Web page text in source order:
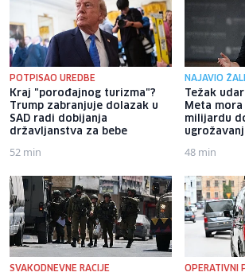
POTPISAO UREDBE
Kraj "porođajnog turizma"?
Trump zabranjuje dolazak u
SAD radi dobijanja
državljanstva za bebe
52 min
NAJAVIO
Težak
Meta
milijardu
48 min
SVAKODNEVNE RACIJE OPERATIVNI